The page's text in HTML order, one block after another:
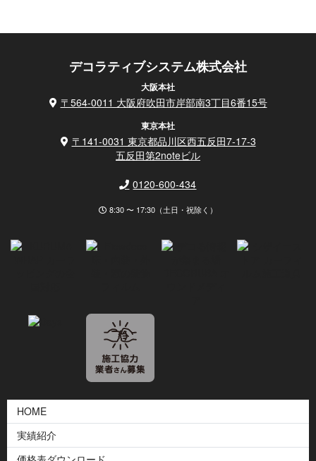
デコラティブシステム株式会社
大阪本社
〒564-0011 大阪府吹田市岸部南3丁目6番15号
東京本社
〒141-0031 東京都品川区西五反田7-17-3
五反田第2noteビル
0120-600-434
8:30 〜 17:30（土日・祝除く）
HOME
実績紹介